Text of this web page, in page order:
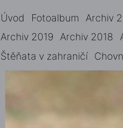
Úvod Fotoalbum
Archiv
Archiv 2019 Archiv 2018
Štěňata v zahraničí